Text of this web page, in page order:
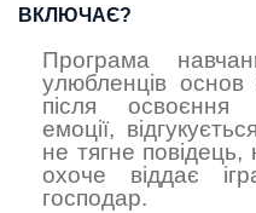
ВКЛЮЧАЄ?
Програма
улюбленців основ
після освоєння
емоції,
не тягне
охоче віддає
господар.